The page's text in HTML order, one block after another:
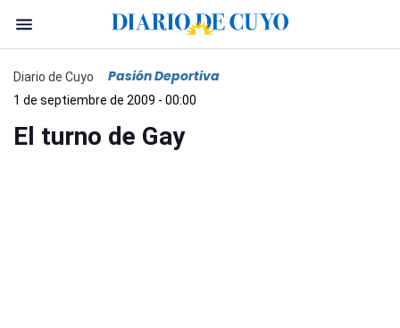
Diario de Cuyo Pasión Deportiva
1 de septiembre de 2009 - 00:00
El turno de Gay